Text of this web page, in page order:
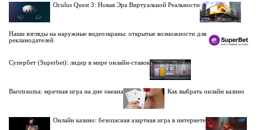
Oculus Quest 3: Новая Эра Виртуальной Реальности
Наши взгляды на наружные видеоэкраны: открытые возможности для
рекламодателей
Супербет (Superbet): лидер в мире онлайн-ставок
Barotrauma: мрачная игра на дне океана Как выбрать онлайн казино
Онлайн казино: безопасная азартная игра в интернете